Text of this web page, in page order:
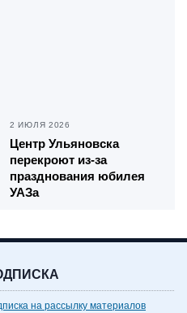
2 ИЮЛЯ 2026
Центр Ульяновска
перекроют из-за
празднования юбилея
УАЗа
на рассылку материалов